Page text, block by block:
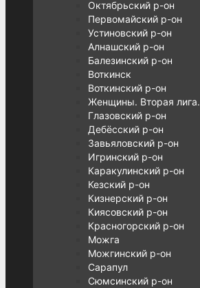
Октябрьский р-он
Первомайский р-он
Устиновский р-он
Алнашский р-он
Балезинский р-он
Воткинск
Воткинский р-он
Женщины. Вторая лига.
Глазовский р-он
Дебёсский р-он
Завьяловский р-он
Игринский р-он
Каракулинский р-он
Кезский р-он
Кизнерский р-он
Киясовский р-он
Красногорский р-он
Можга
Можгинский р-он
Сарапул
Сюмсинский р-он